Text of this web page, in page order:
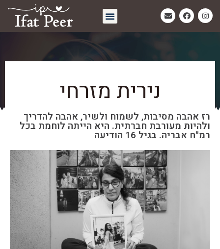
נירית מזרחי
רז אהבה מסיבות, לשמוח ולשיר, אהבה להדריך
ולהיות מעורבת חברתית. היא הייתה לוחמת בכל
רמ"ח אבריה. בגיל 16 הודיעה